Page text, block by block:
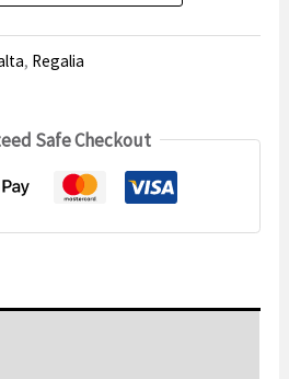
, Regalia
Safe Checkout